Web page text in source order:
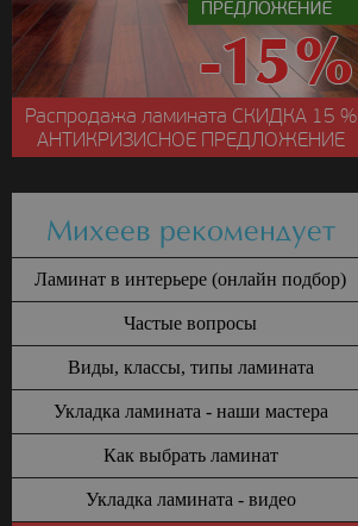
Распродажа ламината СКИДКА15 %
АНТИКРИЗИСНОЕ ПРЕДЛОЖЕНИЕ
Михеев рекомендует
Ламинат в интерьере (онлайн подбор)
Частые вопросы
Виды, классы, типы ламината
Укладка ламината - наши мастера
Как выбрать ламинат
Укладка ламината - видео